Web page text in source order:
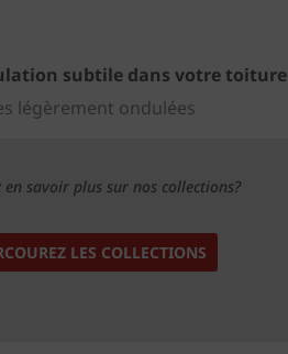
subtile dans votre toiture
légèrement ondulées
en savoir plus sur nos collections?
LES COLLECTIONS